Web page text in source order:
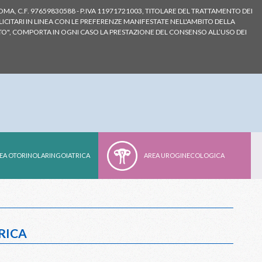
C.F. 97659830588 - P.IVA 11971721003, TITOLARE DEL TRATTAMENTO DEI
IN LINEA CON LE PREFERENZE MANIFESTATE NELL'AMBITO DELLA
COMPORTA IN OGNI CASO LA PRESTAZIONE DEL CONSENSO ALL’USO DEI
Login
OTORINOLARINGOIATRICA AREA UROGINECOLOGICA